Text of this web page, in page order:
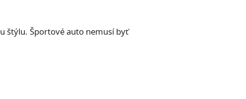
štýlu. Športové auto nemusí byť